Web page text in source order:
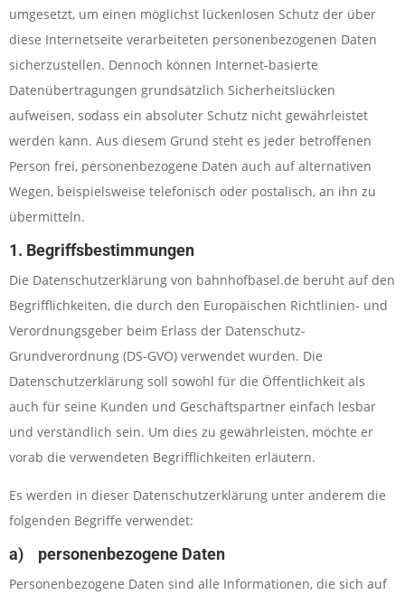
umgesetzt, um einen möglichst lückenlosen Schutz der über
diese Internetseite verarbeiteten personenbezogenen Daten
sicherzustellen. Dennoch können Internet-basierte
Datenübertragungen grundsätzlich Sicherheitslücken
aufweisen, sodass ein absoluter Schutz nicht gewährleistet
werden kann. Aus diesem Grund steht es jeder betroffenen
Person frei, personenbezogene Daten auch auf alternativen
Wegen, beispielsweise telefonisch oder postalisch, an ihn zu
übermitteln.
1. Begriffsbestimmungen
Die Datenschutzerklärung von bahnhofbasel.de beruht auf den
Begrifflichkeiten, die durch den Europäischen Richtlinien- und
Verordnungsgeber beim Erlass der Datenschutz-
Grundverordnung (DS-GVO) verwendet wurden. Die
Datenschutzerklärung soll sowohl für die Öffentlichkeit als
auch für seine Kunden und Geschäftspartner einfach lesbar
und verständlich sein. Um dies zu gewährleisten, möchte er
vorab die verwendeten Begrifflichkeiten erläutern.
Es werden in dieser Datenschutzerklärung unter anderem die
folgenden Begriffe verwendet:
a) personenbezogene Daten
Personenbezogene Daten sind alle Informationen, die sich auf